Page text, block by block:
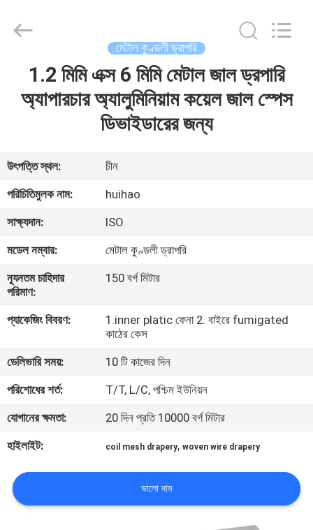
আমাদের
সম্পর্কে
কারখানা
পরিদর্শন
নিয়ন্ত্রণ
আমাদের
সাথে
যোগাযোগ
খবর
মামলা
Mesh
Product
Reserved.
মেটাল কুণ্ডলী ড্রাপরি
1.2 মিমি এক্স 6 মিমি মেটাল জাল ড্রপারি
অ্যাপারচার অ্যালুমিনিয়াম কয়েল জাল স্পেস
ডিভাইডারের জন্য
উৎপত্তি স্থল:
চীন
পরিচিতিমুলক নাম:
huihao
সাক্ষ্যদান:
ISO
মডেল নম্বার:
মেটাল কুণ্ডলী ড্রাপরি
ন্যূনতম চাহিদার
পরিমাণ:
150 বর্গ মিটার
প্যাকেজিং বিবরণ:
1.inner platic ফেনা 2. বাইরে fumigated
কাঠের কেস
ডেলিভারি সময়:
10 টি কাজের দিন
পরিশোধের শর্ত:
T/T, L/C, পশ্চিম ইউনিয়ন
যোগানের ক্ষমতা:
20 দিন প্রতি 10000 বর্গ মিটার
হাইলাইট:
coil mesh drapery,woven wire drapery
ভালো দাম